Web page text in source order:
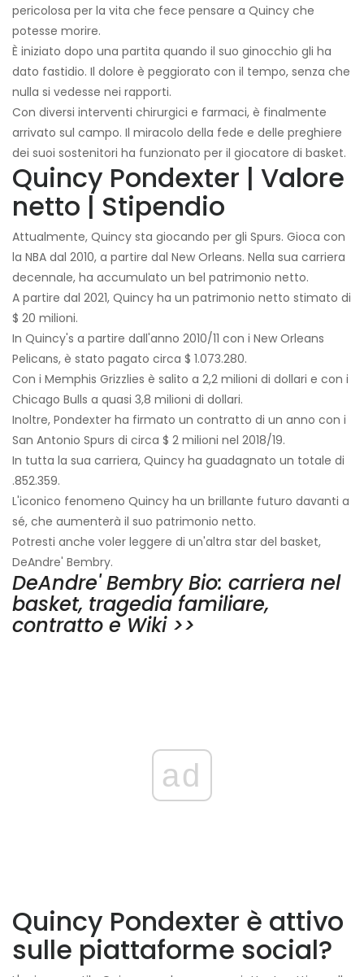
pericolosa per la vita che fece pensare a Quincy che
potesse morire.
È iniziato dopo una partita quando il suo ginocchio gli ha
dato fastidio. Il dolore è peggiorato con il tempo, senza che
nulla si vedesse nei rapporti.
Con diversi interventi chirurgici e farmaci, è finalmente
arrivato sul campo. Il miracolo della fede e delle preghiere
dei suoi sostenitori ha funzionato per il giocatore di basket.
Quincy Pondexter | Valore
netto | Stipendio
Attualmente, Quincy sta giocando per gli Spurs. Gioca con
la NBA dal 2010, a partire dal New Orleans. Nella sua carriera
decennale, ha accumulato un bel patrimonio netto.
A partire dal 2021, Quincy ha un patrimonio netto stimato di
$ 20 milioni.
In Quincy's a partire dall'anno 2010/11 con i New Orleans
Pelicans, è stato pagato circa $ 1.073.280.
Con i Memphis Grizzlies è salito a 2,2 milioni di dollari e con i
Chicago Bulls a quasi 3,8 milioni di dollari.
Inoltre, Pondexter ha firmato un contratto di un anno con i
San Antonio Spurs di circa $ 2 milioni nel 2018/19.
In tutta la sua carriera, Quincy ha guadagnato un totale di
.852.359.
L'iconico fenomeno Quincy ha un brillante futuro davanti a
sé, che aumenterà il suo patrimonio netto.
Potresti anche voler leggere di un'altra star del basket,
DeAndre' Bembry.
DeAndre' Bembry Bio: carriera nel
basket, tragedia familiare,
contratto e Wiki >>
ad
Quincy Pondexter è attivo
sulle piattaforme social?